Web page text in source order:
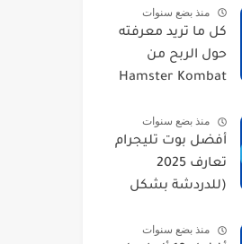
منذ بضع سنوات
كل ما تريد معرفته
حول الربح من
Hamster Kombat
منذ بضع سنوات
أفضل بوت تليجرام
تعارف 2025
(للدردشة بشكل
منذ بضع سنوات